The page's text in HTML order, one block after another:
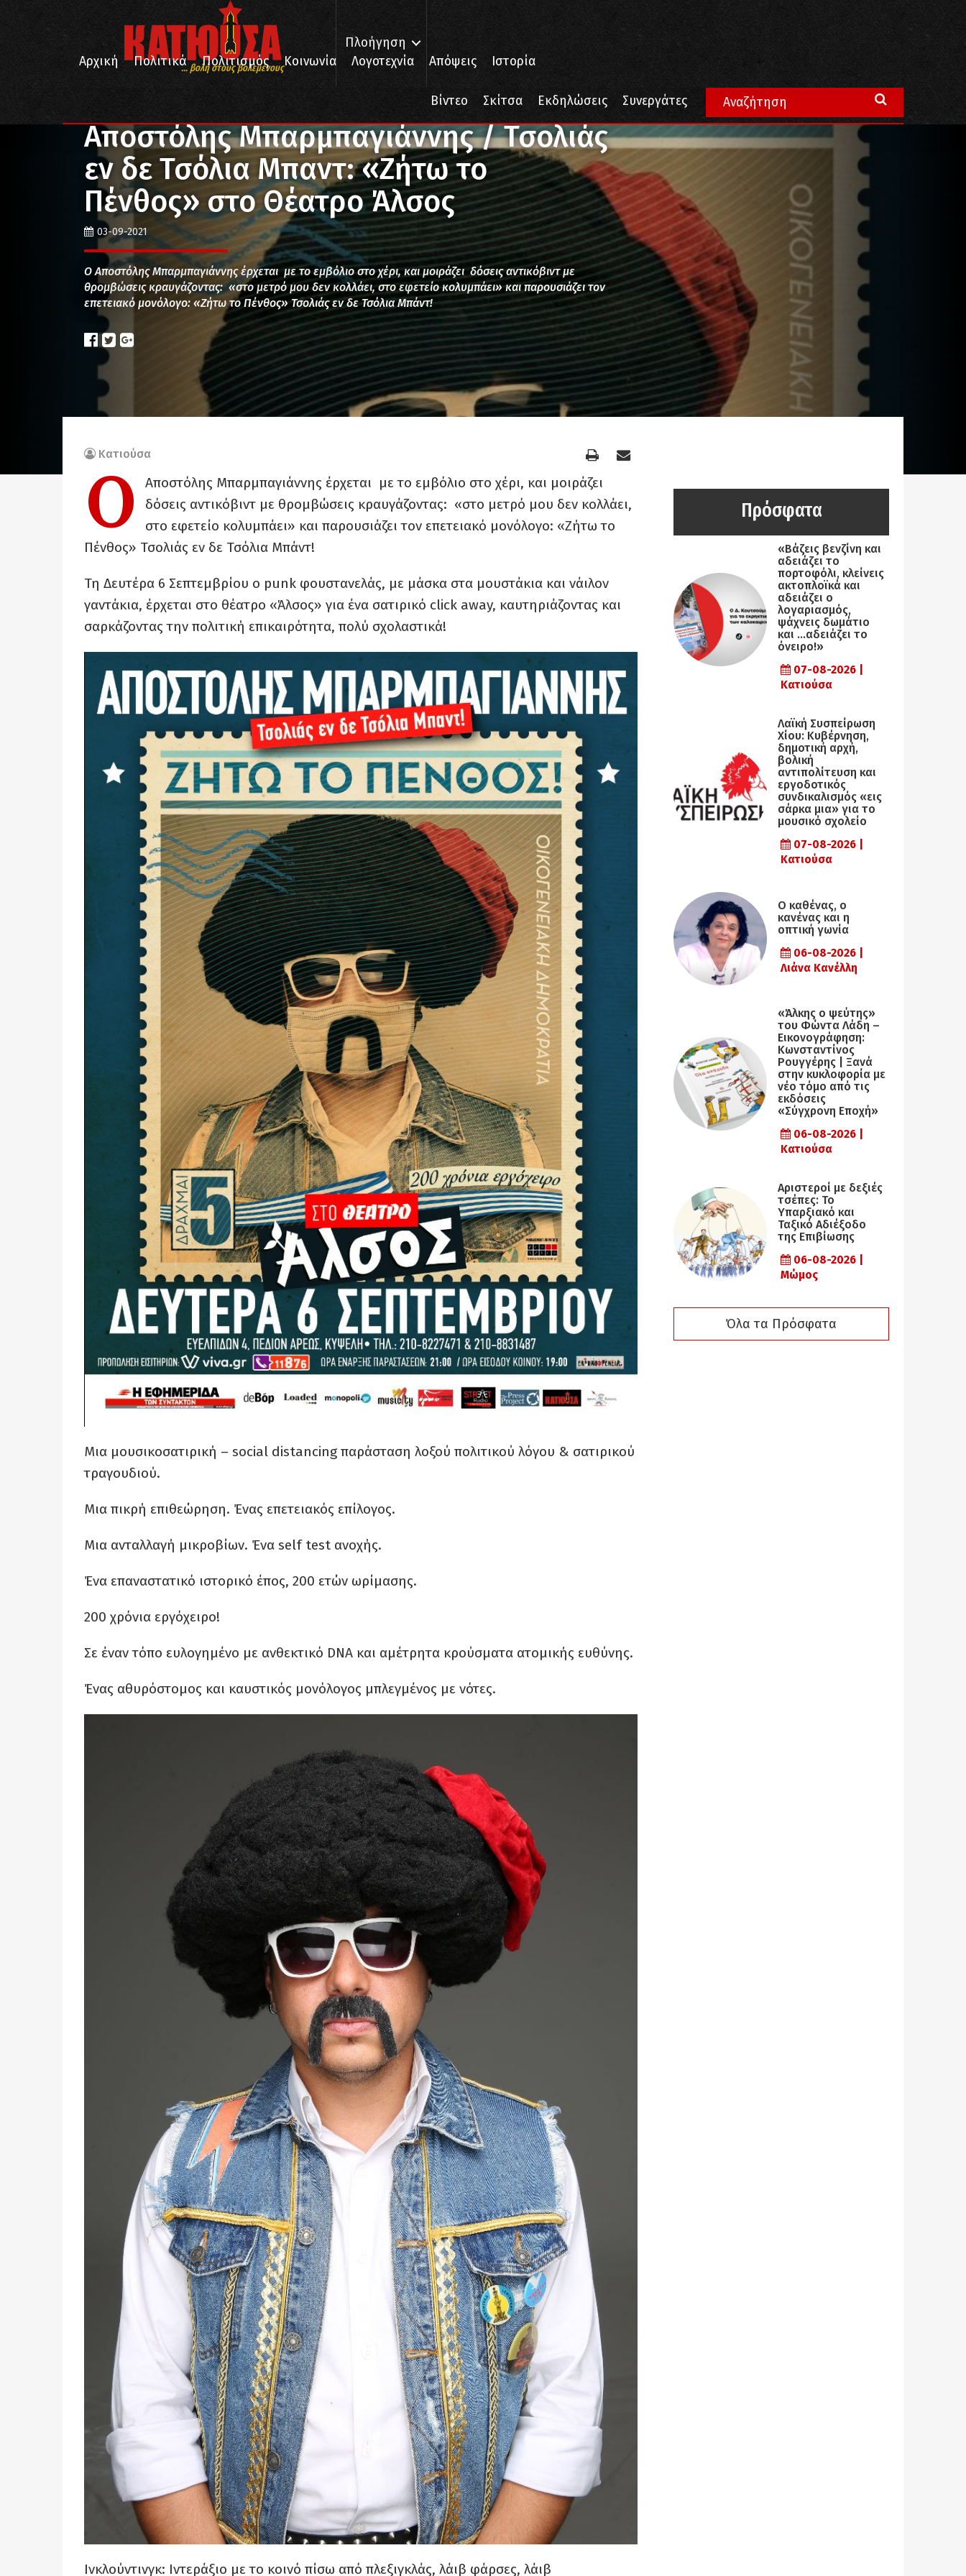
... βολή στους βολεμένους
Πλοήγηση
Αρχική
Πολιτικά Πολιτισμός Κοινωνία Λογοτεχνία Απόψεις Ιστορία
Βίντεο Σκίτσα Εκδηλώσεις Συνεργάτες
Εκδηλώσεις Αποστόλης Μπαρμπαγιάννης / Τσολιάς εν δε Τσόλια Μπαντ: «Ζήτω το Πένθος» στο Θέατρο Άλσος
Αποστόλης Μπαρμπαγιάννης / Τσολιάς
εν δε Τσόλια Μπαντ: «Ζήτω το
Πένθος» στο Θέατρο Άλσος
03-09-2021
Ο Αποστόλης Μπαρμπαγιάννης έρχεται με το εμβόλιο στο χέρι, και μοιράζει δόσεις αντικόβιντ με
θρομβώσεις κραυγάζοντας: «στο μετρό μου δεν κολλάει, στο εφετείο κολυμπάει» και παρουσιάζει τον
επετειακό μονόλογο: «Ζήτω το Πένθος» Τσολιάς εν δε Τσόλια Μπάντ!
Κατιούσα
Ο
Αποστόλης Μπαρμπαγιάννης έρχεται με το εμβόλιο στο χέρι, και μοιράζει
δόσεις αντικόβιντ με θρομβώσεις κραυγάζοντας: «στο μετρό μου δεν κολλάει,
στο εφετείο κολυμπάει» και παρουσιάζει τον επετειακό μονόλογο: «Ζήτω το
Πένθος» Τσολιάς εν δε Τσόλια Μπάντ!
Τη Δευτέρα 6 Σεπτεμβρίου ο punk φουστανελάς, με μάσκα στα μουστάκια και νάιλον
γαντάκια, έρχεται στο θέατρο «Άλσος» για ένα σατιρικό click away, καυτηριάζοντας και
σαρκάζοντας την πολιτική επικαιρότητα, πολύ σχολαστικά!
Μια μουσικοσατιρική – social distancing παράσταση λοξού πολιτικού λόγου & σατιρικού
τραγουδιού.
Μια πικρή επιθεώρηση. Ένας επετειακός επίλογος.
Μια ανταλλαγή μικροβίων. Ένα self test ανοχής.
Ένα επαναστατικό ιστορικό έπος, 200 ετών ωρίμασης.
200 χρόνια εργόχειρο!
Σε έναν τόπο ευλογημένο με ανθεκτικό DNA και αμέτρητα κρούσματα ατομικής ευθύνης.
Ένας αθυρόστομος και καυστικός μονόλογος μπλεγμένος με νότες.
Ινκλούντινγκ: Ιντεράξιο με το κοινό πίσω από πλεξιγκλάς, λάιβ φάρσες, λάιβ
Πρόσφατα
«Βάζεις βενζίνη και
αδειάζει το
πορτοφόλι, κλείνεις
ακτοπλοϊκά και
αδειάζει ο
λογαριασμός,
ψάχνεις δωμάτιο
και …αδειάζει το
όνειρο!»
07-08-2026 |
Κατιούσα
Λαϊκή Συσπείρωση
Χίου: Κυβέρνηση,
δημοτική αρχή,
βολική
αντιπολίτευση και
εργοδοτικός
συνδικαλισμός «εις
σάρκα μια» για το
μουσικό σχολείο
07-08-2026 |
Κατιούσα
Ο καθένας, ο
κανένας και η
οπτική γωνία
06-08-2026 |
Λιάνα Κανέλλη
«Άλκης ο ψεύτης»
του Φώντα Λάδη –
Εικονογράφηση:
Κωνσταντίνος
Ρουγγέρης | Ξανά
στην κυκλοφορία με
νέο τόμο από τις
εκδόσεις
«Σύγχρονη Εποχή»
06-08-2026 |
Κατιούσα
Αριστεροί με δεξιές
τσέπες: Το
Υπαρξιακό και
Ταξικό Αδιέξοδο
της Επιβίωσης
06-08-2026 |
Μώμος
Όλα τα Πρόσφατα